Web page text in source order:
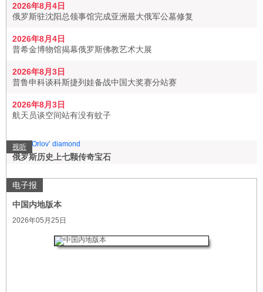
2026年8月4日
俄罗斯驻沈阳总领事馆完成亚洲最大俄军公墓修复
2026年8月4日
普希金博物馆揭幕俄罗斯佛教艺术大展
2026年8月3日
普鲁申科谈科斯捷列娃备战中国大奖赛分站赛
2026年8月3日
航天员谈空间站有没有蚊子
视听
俄罗斯历史上七颗传奇宝石
电子报
中国内地版本
2026年05月25日